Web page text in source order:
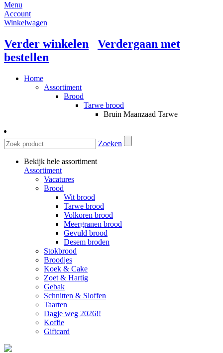
Menu
Account
Winkelwagen
Verder winkelen
Verdergaan met
bestellen
Home
Assortiment
Brood
Tarwe brood
Bruin Maanzaad Tarwe
Zoeken
Bekijk hele assortiment
Assortiment
Vacatures
Brood
Wit brood
Tarwe brood
Volkoren brood
Meergranen brood
Gevuld brood
Desem broden
Stokbrood
Broodjes
Koek & Cake
Zoet & Hartig
Gebak
Schnitten & Sloffen
Taarten
Dagje weg 2026!!
Koffie
Giftcard